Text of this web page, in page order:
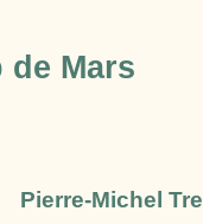
de Mars
Pierre-Michel